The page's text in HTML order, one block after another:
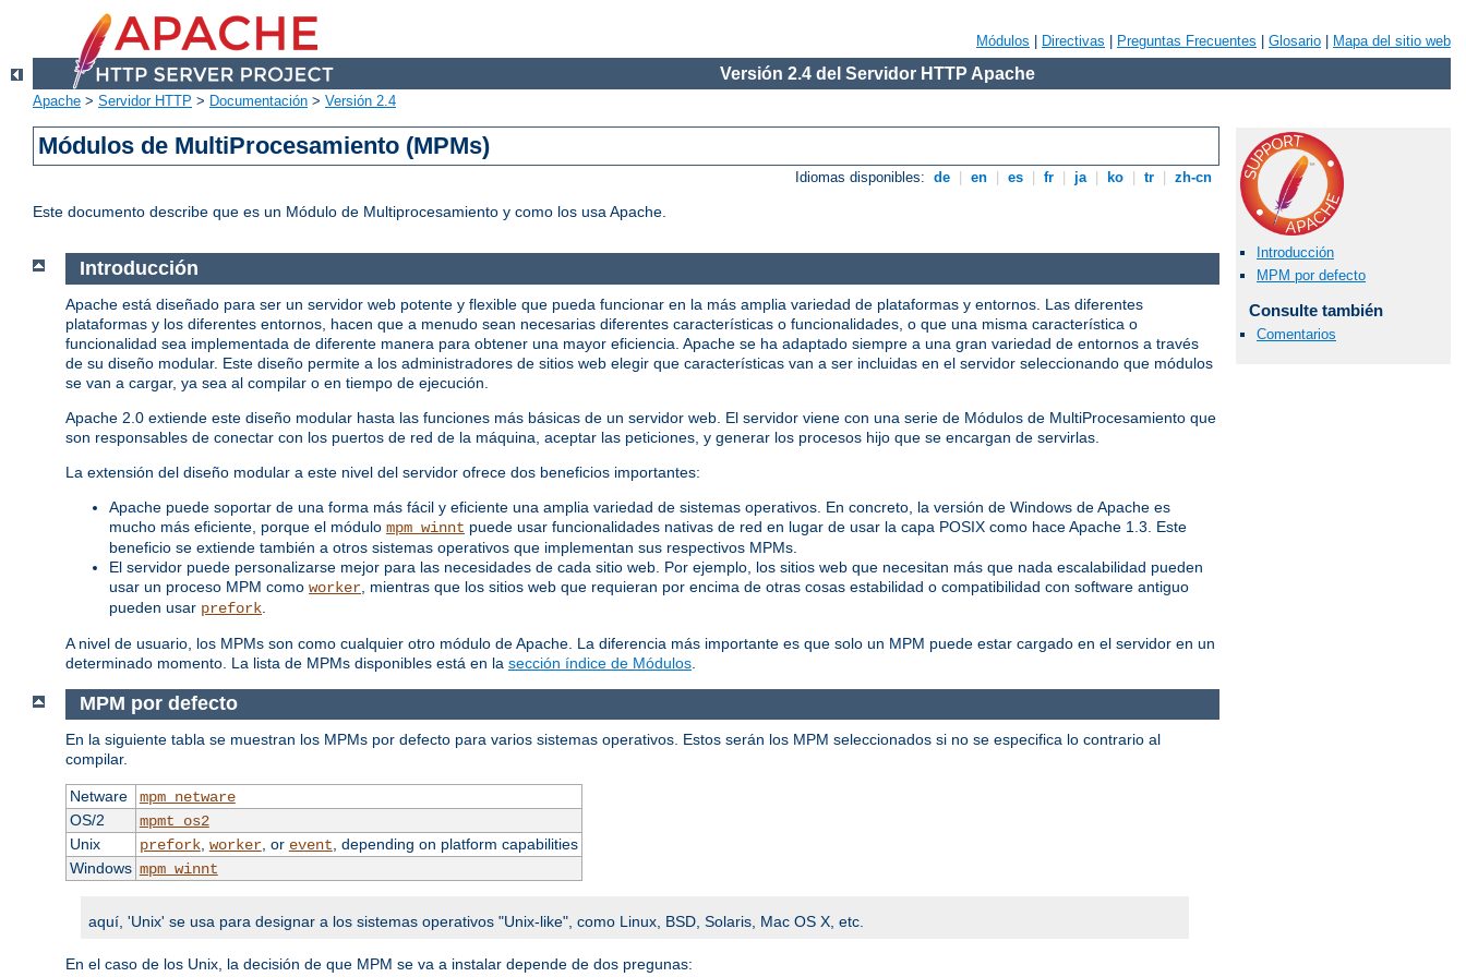
Módulos Directivas Preguntas Frecuentes Glosario Mapa del sitio web
Versión 2.4 del Servidor HTTP Apache
Apache > Servidor HTTP > Documentación > Versión 2.4
Módulos de MultiProcesamiento (MPMs)
Idiomas disponibles: de en es fr ja ko tr zh-cn
Este documento describe que es un Módulo de Multiprocesamiento y como los usa Apache.
Introducción
MPM por defecto
Consulte también
Comentarios
Introducción
Apache está diseñado para ser un servidor web potente y flexible que pueda funcionar en la más amplia variedad de plataformas y entornos. Las diferentes
plataformas y los diferentes entornos, hacen que a menudo sean necesarias diferentes características o funcionalidades, o que una misma característica o
funcionalidad sea implementada de diferente manera para obtener una mayor eficiencia. Apache se ha adaptado siempre a una gran variedad de entornos a través
de su diseño modular. Este diseño permite a los administradores de sitios web elegir que características van a ser incluidas en el servidor seleccionando que módulos
se van a cargar, ya sea al compilar o en tiempo de ejecución.
Apache 2.0 extiende este diseño modular hasta las funciones más básicas de un servidor web. El servidor viene con una serie de Módulos de MultiProcesamiento que
son responsables de conectar con los puertos de red de la máquina, aceptar las peticiones, y generar los procesos hijo que se encargan de servirlas.
La extensión del diseño modular a este nivel del servidor ofrece dos beneficios importantes:
Apache puede soportar de una forma más fácil y eficiente una amplia variedad de sistemas operativos. En concreto, la versión de Windows de Apache es
mucho más eficiente, porque el módulo mpm_winnt puede usar funcionalidades nativas de red en lugar de usar la capa POSIX como hace Apache 1.3. Este
beneficio se extiende también a otros sistemas operativos que implementan sus respectivos MPMs.
El servidor puede personalizarse mejor para las necesidades de cada sitio web. Por ejemplo, los sitios web que necesitan más que nada escalabilidad pueden
usar un proceso MPM como worker , mientras que los sitios web que requieran por encima de otras cosas estabilidad o compatibilidad con software antiguo
pueden usar prefork
A nivel de usuario, los MPMs son como cualquier otro módulo de Apache. La diferencia más importante es que solo un MPM puede estar cargado en el servidor en un
determinado momento. La lista de MPMs disponibles está en la sección índice de Módulos
MPM por defecto
En la siguiente tabla se muestran los MPMs por defecto para varios sistemas operativos. Estos serán los MPM seleccionados si no se especifica lo contrario al
compilar.
Netware
mpm_netware
OS/2
mpmt_os2
Unix
prefork, worker, or event , depending on platform capabilities
Windows mpm_winnt
aquí, 'Unix' se usa para designar a los sistemas operativos "Unix-like", como Linux, BSD, Solaris, Mac OS X, etc.
En el caso de los Unix, la decisión de que MPM se va a instalar depende de dos pregunas: